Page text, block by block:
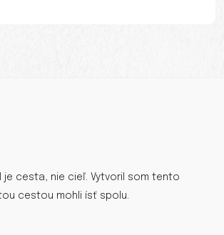
je cesta, nie cieľ. Vytvoril som tento
cestou mohli ísť spolu.